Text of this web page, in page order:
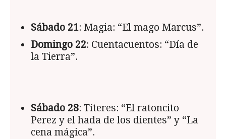
Sábado 21: Magia: “El mago Marcus”.
Domingo 22: Cuentacuentos: “Día de
la Tierra”.
Sábado 28: Títeres: “El ratoncito
Perez y el hada de los dientes” y “La
cena mágica”.